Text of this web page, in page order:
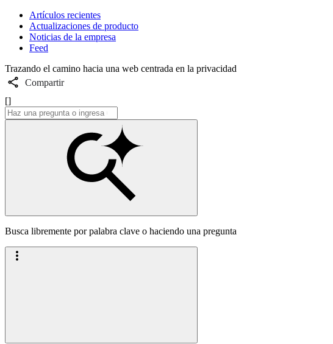
Artículos recientes
Actualizaciones de producto
Noticias de la empresa
Feed
Trazando el camino hacia una web centrada en la privacidad
Compartir
[]
Busca libremente por palabra clave o haciendo una pregunta